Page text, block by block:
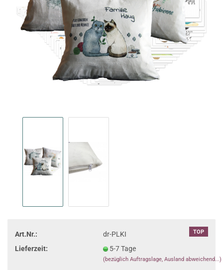
TOP
Art.Nr.:
dr-PLKI
Lieferzeit:
5-7 Tage
(bezüglich Auftragslage, Ausland abweichend...)